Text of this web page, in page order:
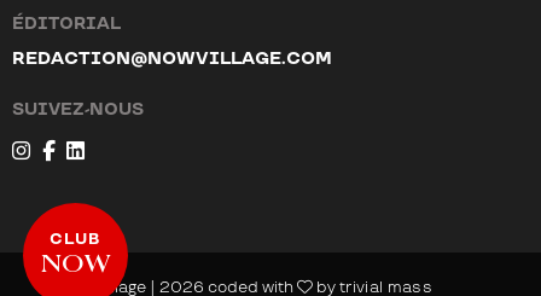
CLUB
NOW
ÉDITORIAL
REDACTION@NOWVILLAGE.COM
SUIVEZ-NOUS
© NOW Village | 2026 coded with bytrivial mass